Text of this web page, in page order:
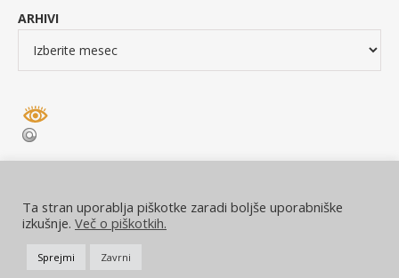
ARHIVI
Ta stran uporablja piškotke zaradi boljše uporabniške
izkušnje. Več o piškotkih.
Sprejmi Zavrni